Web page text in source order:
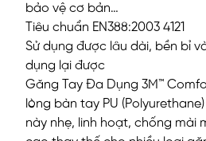
bảo vệ cơ bản…
Tiêu chuẩn EN388:2003 4121
Sử dụng được lâu dài, bền bỉ
dụng lại được
Găng Tay Đa Dụng 3M™
lòng bàn tay PU
này nhẹ, linh hoạt, chống mài